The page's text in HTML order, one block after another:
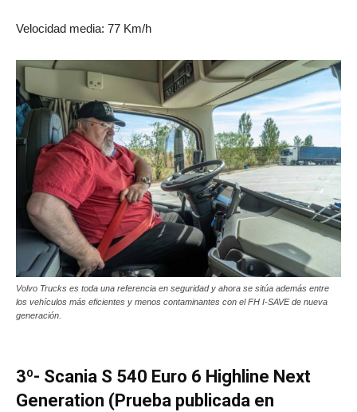
Velocidad media: 77 Km/h
Volvo Trucks es toda una referencia en seguridad y ahora se sitúa además entre
los vehículos más eficientes y menos contaminantes con el FH I-SAVE de nueva
generación.
3º- Scania S 540 Euro 6 Highline Next
Generation (Prueba publicada en